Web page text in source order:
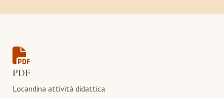
PDF
Locandina attività didattica